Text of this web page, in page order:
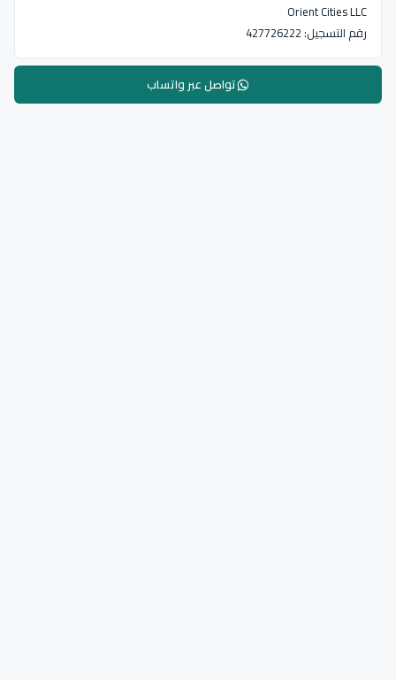
Orient Cities LLC
رقم التسجيل:427726222
تواصل عبر واتساب